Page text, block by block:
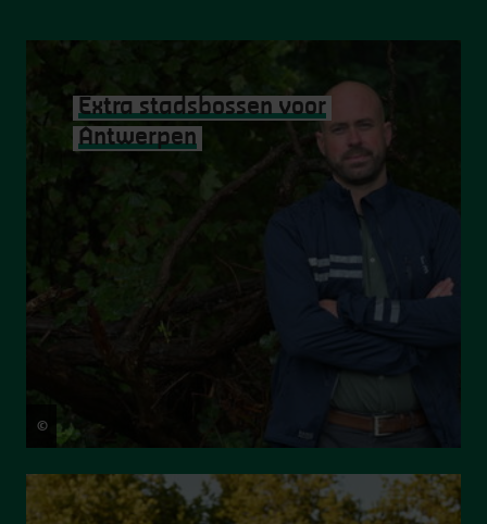
Extra stadsbossen voor
Antwerpen
© Hugo Kegelaers